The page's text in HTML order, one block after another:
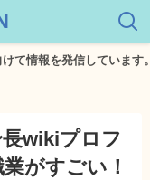
しています。
wikiプロフ
がすごい！